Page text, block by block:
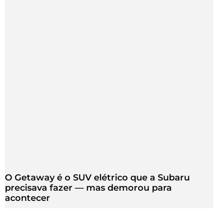
O Getaway é o SUV elétrico que a Subaru
precisava fazer — mas demorou para
acontecer